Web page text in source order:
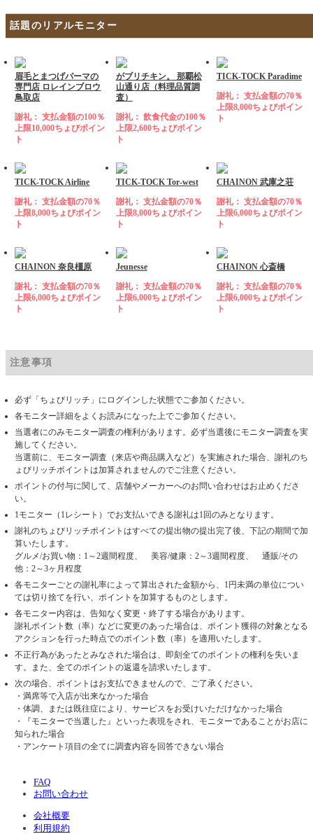
話題のリアルモニター
眉毛とまつげパーマの
専門店 ロレインブロウ
鳥取店
謝礼： 支払金額の100％
上限10,000ちょびポイン
ト
がブリチキン。 那覇松
山通り店（料理品質調
査）
謝礼： 飲食代金の100％
上限2,600ちょびポイン
ト
TICK-TOCK Paradime
謝礼： 支払金額の70％
上限8,000ちょびポイン
ト
TICK-TOCK Airline
謝礼： 支払金額の70％
上限8,000ちょびポイン
ト
TICK-TOCK Tor-west
謝礼： 支払金額の70％
上限8,000ちょびポイン
ト
CHAINON 武庫之荘
謝礼： 支払金額の70％
上限6,000ちょびポイン
ト
CHAINON 奈良橿原
謝礼： 支払金額の70％
上限6,000ちょびポイン
ト
Jeunesse
謝礼： 支払金額の70％
上限6,000ちょびポイン
ト
CHAINON 心斎橋
謝礼： 支払金額の70％
上限6,000ちょびポイン
ト
注意事項
必ず「ちょびリッチ」にログインした状態でご参加ください。
各モニター詳細をよくお読みになった上でご参加ください。
当選者にのみモニター調査の権利があります。必ず当選後にモニター調査を実
施してください。
当選前に、モニター調査（来店や商品購入など）を実施された場合、謝礼のち
ょびリッチポイントは加算されませんのでご注意ください。
ポイントの付与に関して、店舗やメーカーへのお問い合わせはお止めくださ
い。
1モニター（1レシート）でお支払いできる謝礼は1回のみとなります。
謝礼のちょびリッチポイントはすべての提出物の提出完了後、下記の期間で加
算いたします。
グルメ/お買い物：1～2週間程度、 美容/健康：2～3週間程度、 通販/その
他：2～3ヶ月程度
各モニターごとの謝礼率によって算出された金額から、1円未満の単位につい
ては切り捨てを行い、ポイントを加算するものとします。
各モニター内容は、告知なく変更・終了する場合があります。
謝礼ポイント数（率）などに変更のあった場合は、ポイント獲得の対象となる
アクションを行った時点でのポイント数（率）を適用いたします。
不正行為があったとみなされた場合は、即刻全てのポイントの権利を失いま
す。また、全てのポイントの返還を請求いたします。
次の場合、ポイントはお支払できませんので、ご了承ください。
・満席等で入店が出来なかった場合
・体調、または既往症により、サービスをお受けいただけなかった場合
・『モニターで当選した』といった表現をされ、モニターであることがお店に
知られた場合
・アンケート項目の全てに調査内容を回答できない場合
FAQ
お問い合わせ
会社概要
利用規約